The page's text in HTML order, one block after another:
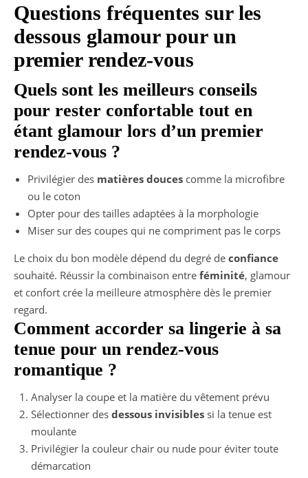
Questions fréquentes sur les
dessous glamour pour un
premier rendez-vous
Quels sont les meilleurs conseils
pour rester confortable tout en
étant glamour lors d’un premier
rendez-vous ?
Privilégier des matières douces comme la microfibre
ou le coton
Opter pour des tailles adaptées à la morphologie
Miser sur des coupes qui ne compriment pas le corps
Le choix du bon modèle dépend du degré de confiance
souhaité. Réussir la combinaison entre féminité, glamour
et confort crée la meilleure atmosphère dès le premier
regard.
Comment accorder sa lingerie à sa
tenue pour un rendez-vous
romantique ?
Analyser la coupe et la matière du vêtement prévu
Sélectionner des dessous invisibles si la tenue est
moulante
Privilégier la couleur chair ou nude pour éviter toute
démarcation